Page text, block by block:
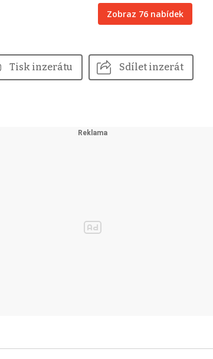
Zobraz 76 nabídek
Tisk inzerátu Sdílet inzerát